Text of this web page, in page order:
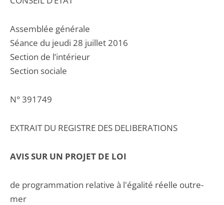
Assemblée générale
Séance du jeudi 28 juillet 2016
Section de l’intérieur
Section sociale
N° 391749
EXTRAIT DU REGISTRE DES DELIBERATIONS
AVIS SUR UN PROJET DE LOI
de programmation relative à l'égalité réelle outre-
mer